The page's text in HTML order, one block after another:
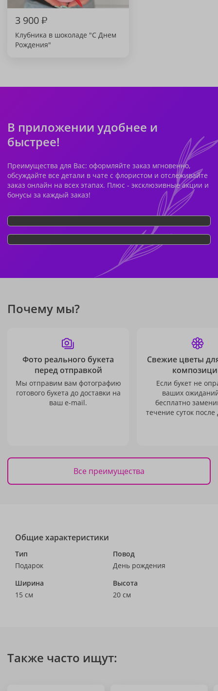
3 900₽
Клубника в шоколаде "С Днем
Рождения"
В приложении удобнее и
быстрее!
Преимущества для Вас: оформляйте заказ мгновенно,
обсуждайте все детали в чате с флористом и отслеживайте
заказ онлайн на всех этапах. Плюс - эксклюзивные акции и
бонусы за каждый заказ!
Почему мы?
Фото реального букета
перед отправкой
Мы отправим вам фотографию
готового букета до доставки на
ваш e-mail.
Свежие цветы
Если букет не
ваших
бесплатно
течение суток после
Все преимущества
Общие характеристики
Тип
Подарок
Повод
День рождения
Ширина
15 см
Высота
20 см
Также часто ищут: